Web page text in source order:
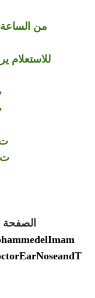
من الساعة 5 مساء الي الساعة 8 مساء
للاستعلام
ت: